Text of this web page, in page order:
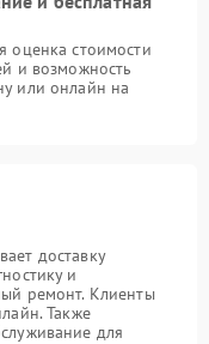
оценка стоимости
и возможность
или онлайн на
доставку
и
ремонт. Клиенты
Также
для